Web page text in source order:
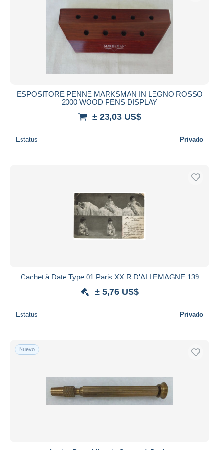
ESPOSITORE PENNE MARKSMAN IN LEGNO ROSSO
2000 WOOD PENS DISPLAY
± 23,03 US$
Estatus Privado
Cachet à Date Type 01 Paris XX R.D'ALLEMAGNE 139
± 5,76 US$
Estatus Privado
Nuevo